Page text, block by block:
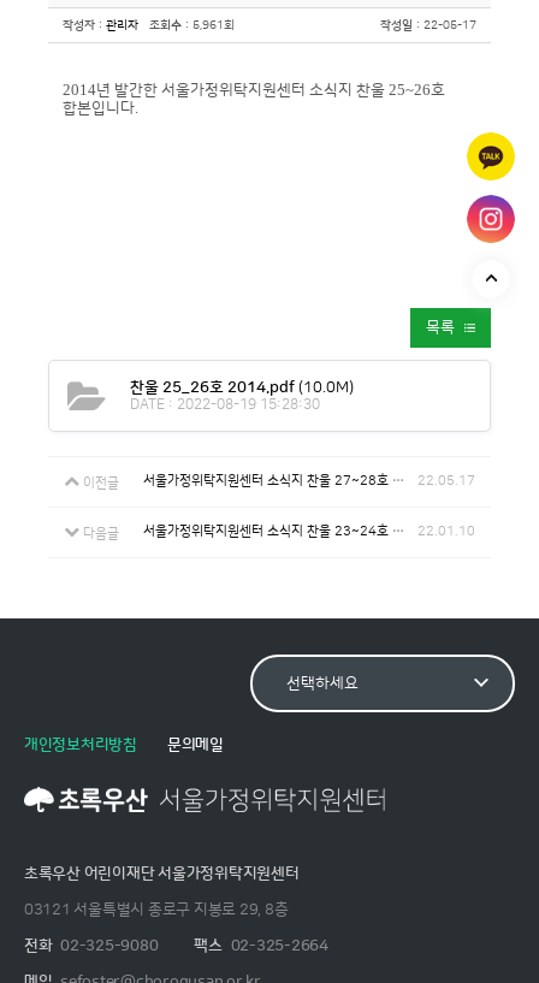
작성자 : 관리자 조회수 : 5,961회 작성일 : 22-05-17
2014년 발간한 서울가정위탁지원센터 소식지 찬울 25~26호
합본입니다.
목록
찬울 25_26호 2014.pdf (10.0M)
DATE : 2022-08-19 15:28:30
이전글 서울가정위탁지원센터 소식지 찬울 27~28호 (2015) 22.05.17
다음글 서울가정위탁지원센터 소식지 찬울 23~24호 (2013) 22.01.10
개인정보처리방침 문의메일
초록우산 어린이재단 서울가정위탁지원센터
03121 서울특별시 종로구 지봉로 29, 8층
전화 02-325-9080 팩스 02-325-2664